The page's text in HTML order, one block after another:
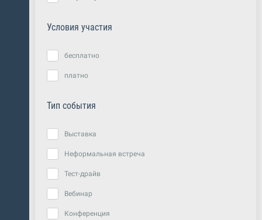
Условия участия
бесплатно
платно
Тип события
Выставка
Неформальная встреча
Тест-драйв
Вебинар
Конференция